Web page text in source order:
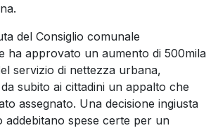
del Consiglio comunale
ha approvato un aumento di 500mila
servizio di nettezza urbana,
subito ai cittadini un appalto che
assegnato. Una decisione ingiusta
addebitano spese certe per un